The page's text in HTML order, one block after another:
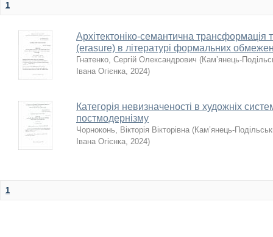
1
Архітектоніко-семантична трансформація
(erasure) в літературі формальних
Гнатенко, Сергій Олександрович (Кам’янець-
Івана Огієнка, 2024)
Категорія невизначеності в художніх
постмодернізму
Чорноконь, Вікторія Вікторівна (Кам’янець-
Івана Огієнка, 2024)
1